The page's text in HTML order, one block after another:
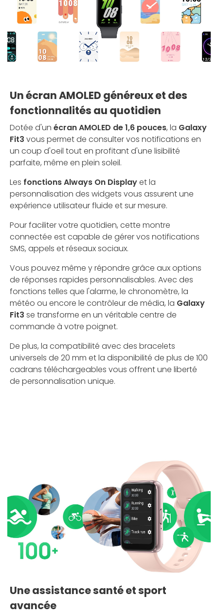
Un écran AMOLED généreux et des
fonctionnalités au quotidien
Dotée d'un écran AMOLED de 1,6 pouces, la Galaxy
Fit3 vous permet de consulter vos notifications en
un coup d'oeil tout en profitant d'une lisibilité
parfaite, même en plein soleil.
Les fonctions Always On Displayet la
personnalisation des widgets vous assurent une
expérience utilisateur fluide et sur mesure.
Pour faciliter votre quotidien, cette montre
connectée est capable de gérer vos notifications
SMS, appels et réseaux sociaux.
Vous pouvez même y répondre grâce aux options
de réponses rapides personnalisables. Avec des
fonctions telles que l'alarme, le chronomètre, la
météo ou encore le contrôleur de média, la Galaxy
Fit3 se transforme en un véritable centre de
commande à votre poignet.
De plus, la compatibilité avec des bracelets
universels de 20 mm et la disponibilité de plus de 100
cadrans téléchargeables vous offrent une liberté
de personnalisation unique.
Une assistance santé et sport
avancée